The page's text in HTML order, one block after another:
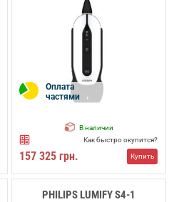
Оплата
частями
В наличии
Как быстро окупится?
157 325 грн. Купить
PHILIPS LUMIFY S4-1